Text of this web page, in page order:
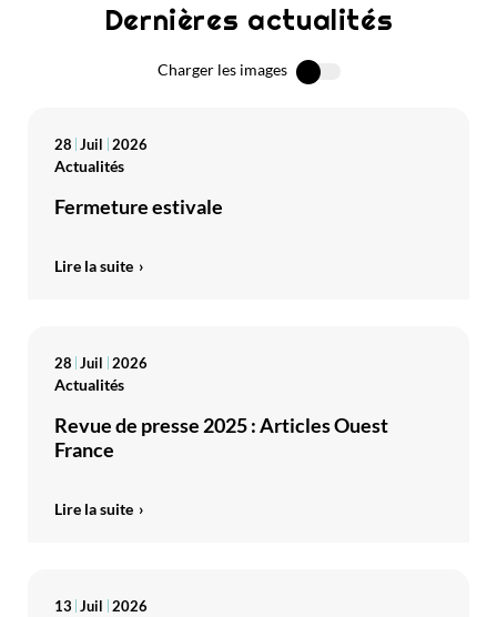
Dernières actualités
Charger les images
28 Juil 2026
Actualités
Fermeture estivale
Lire la suite
28 Juil 2026
Actualités
Revue de presse 2025 : Articles Ouest
France
Lire la suite
13 Juil 2026